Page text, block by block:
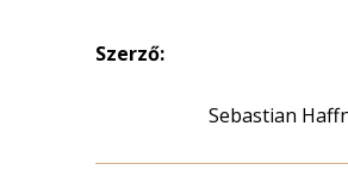
Szerző:
Sebastian